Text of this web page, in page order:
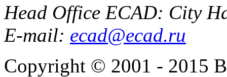
Head Office ECAD: City
E-mail: ecad@ecad.ru
Copyright © 2001 - 2015